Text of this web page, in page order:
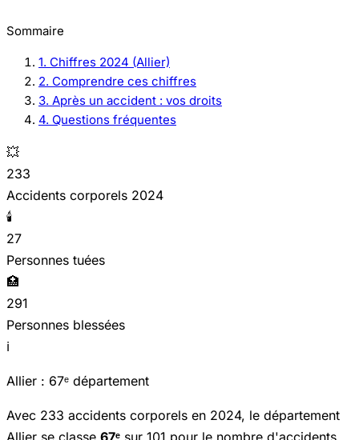
Sommaire
1. Chiffres 2024 (Allier)
2. Comprendre ces chiffres
3. Après un accident : vos droits
4. Questions fréquentes
💥
233
Accidents corporels 2024
🕯️
27
Personnes tuées
🏥
291
Personnes blessées
ℹ️
Allier : 67ᵉ département
Avec 233 accidents corporels en 2024, le département
Allier se classe 67ᵉ sur 101 pour le nombre d'accidents